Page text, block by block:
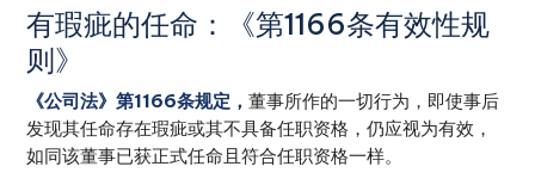
有瑕疵的任命：《第1166条有效性规
则》
《公司法》第1166条规定，董事所作的一切行为，即使事后
发现其任命存在瑕疵或其不具备任职资格，仍应视为有效，
如同该董事已获正式任命且符合任职资格一样。